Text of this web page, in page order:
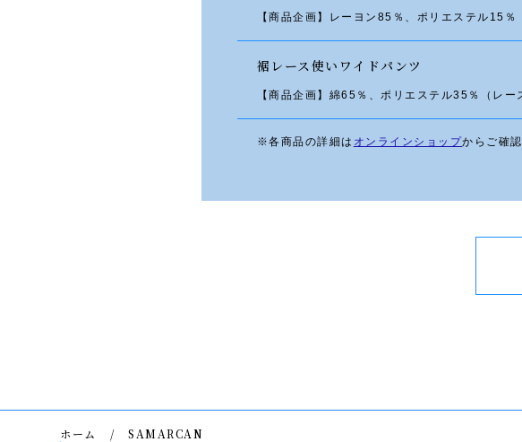
【商品企画】レーヨン85％、ポリエステル15％
裾レース使いワイドパンツ
【商品企画】綿65％、ポリエステル35％（レ
※各商品の詳細は オンラインショップからご確
ホーム SAMARCAN